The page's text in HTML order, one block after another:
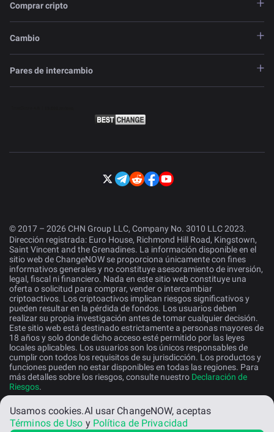
Comprar cripto
Cambio
Pares de intercambio
© 2017 – 2026 CHN Group LLC, Company No. 3010 LLC 2023.
Dirección registrada: Euro House, Richmond Hill Road, Kingstown,
Saint Vincent and the Grenadines. La información disponible en el
sitio web de ChangeNOW se proporciona únicamente con fines
informativos generales y no constituye asesoramiento de inversión,
legal, fiscal ni financiero. Nada en este sitio web constituye una
oferta o solicitud para comprar, vender o intercambiar
criptoactivos. Los criptoactivos implican riesgos significativos y
pueden resultar en la pérdida de fondos. Los usuarios deben
realizar su propia investigación antes de tomar cualquier decisión.
Este sitio web está destinado estrictamente a personas mayores de
18 años y solo donde dicho acceso esté permitido por las leyes
locales aplicables. Los usuarios son los únicos responsables de
cumplir con todos los requisitos de su jurisdicción. Los productos y
funciones pueden no estar disponibles en todas las regiones. Para
más detalles sobre los riesgos, consulte nuestro Declaración de
Riesgos.
Español
Usamos cookies.Al usar ChangeNOW, aceptas
Términos de Uso y Política de Privacidad